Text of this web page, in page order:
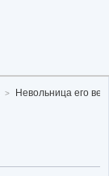
Невольница его